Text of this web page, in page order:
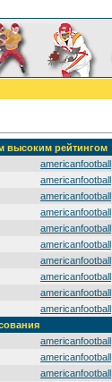
высоким рейтингом
americanfootball
americanfootball
americanfootball
americanfootball
americanfootball
americanfootball
americanfootball
americanfootball
americanfootball
americanfootball
americanfootball
americanfootball
americanfootball